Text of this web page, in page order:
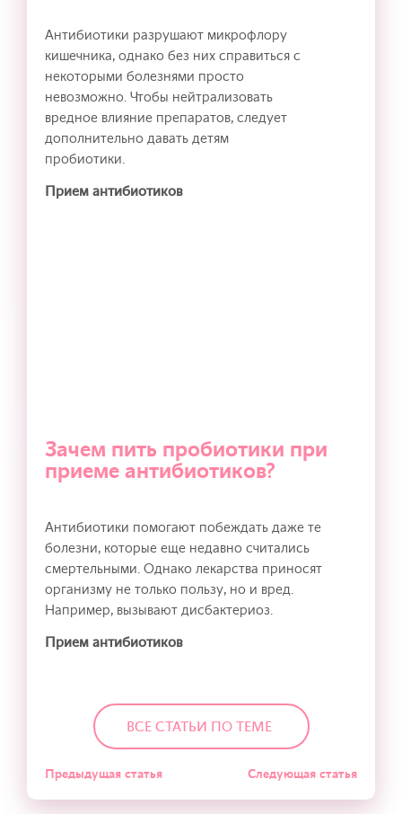
Антибиотики разрушают микрофлору
кишечника, однако без них справиться с
некоторыми болезнями просто
невозможно. Чтобы нейтрализовать
вредное влияние препаратов, следует
дополнительно давать детям
пробиотики.
Прием антибиотиков
Зачем пить пробиотики при
приеме антибиотиков?
Антибиотики помогают побеждать даже те
болезни, которые еще недавно считались
смертельными. Однако лекарства приносят
организму не только пользу, но и вред.
Например, вызывают дисбактериоз.
Прием антибиотиков
ВСЕ СТАТЬИ ПО ТЕМЕ
Предыдущая статья Следующая статья